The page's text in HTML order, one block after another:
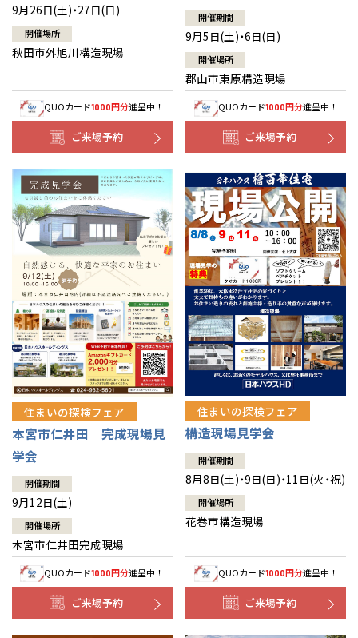
9月26日(土)・27日(日)
開催場所
秋田市外旭川構造現場
QUOカード1000円分進呈中！
ご来場予約
開催期間
9月5日(土)・6日(日)
開催場所
郡山市東原構造現場
QUOカード1000円分進呈中！
ご来場予約
住まいの探検フェア
本宮市仁井田 完成現場見
学会
開催期間
9月12日(土)
開催場所
本宮市仁井田完成現場
QUOカード1000円分進呈中！
ご来場予約
住まいの探検フェア
構造現場見学会
開催期間
8月8日(土)・9日(日)・11日(火・祝)
開催場所
花巻市構造現場
QUOカード1000円分進呈中！
ご来場予約